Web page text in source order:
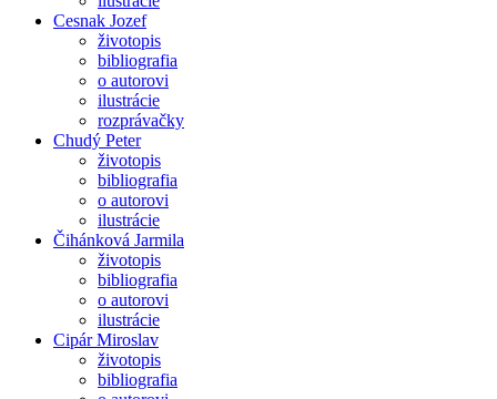
Cesnak Jozef
životopis
bibliografia
o autorovi
ilustrácie
rozprávačky
Chudý Peter
životopis
bibliografia
o autorovi
ilustrácie
Čihánková Jarmila
životopis
bibliografia
o autorovi
ilustrácie
Cipár Miroslav
životopis
bibliografia